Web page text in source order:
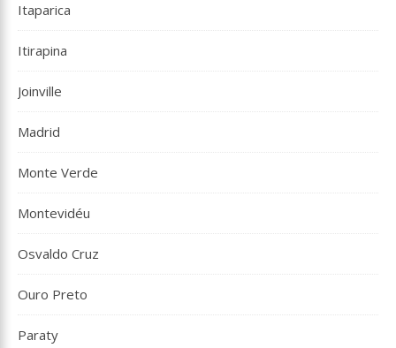
Itaparica
Itirapina
Joinville
Madrid
Monte Verde
Montevidéu
Osvaldo Cruz
Ouro Preto
Paraty